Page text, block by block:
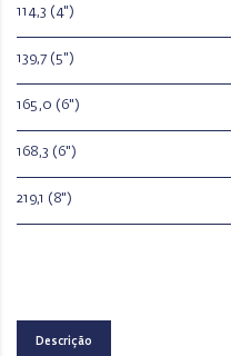
114,3 (4")
139,7 (5")
165,0 (6")
168,3 (6")
219,1 (8")
Descrição